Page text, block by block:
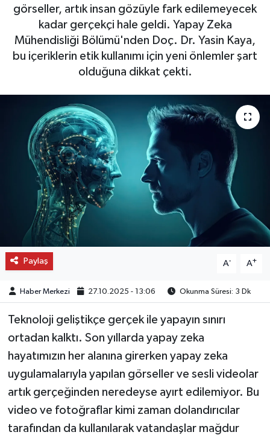
görseller, artık insan gözüyle fark edilemeyecek
kadar gerçekçi hale geldi. Yapay Zeka
Mühendisliği Bölümü'nden Doç. Dr. Yasin Kaya,
bu içeriklerin etik kullanımı için yeni önlemler şart
olduğuna dikkat çekti.
Paylaş A- A+
Haber Merkezi 27.10.2025 - 13:06 Okunma Süresi: 3 Dk
Teknoloji geliştikçe gerçek ile yapayın sınırı
ortadan kalktı. Son yıllarda yapay zeka
hayatımızın her alanına girerken yapay zeka
uygulamalarıyla yapılan görseller ve sesli videolar
artık gerçeğinden neredeyse ayırt edilemiyor. Bu
video ve fotoğraflar kimi zaman dolandırıcılar
tarafından da kullanılarak vatandaşlar mağdur
MAGAZİN
OTO DETAY
SON DAKİKA
SPOR
FİNANS
Haber Arşivi